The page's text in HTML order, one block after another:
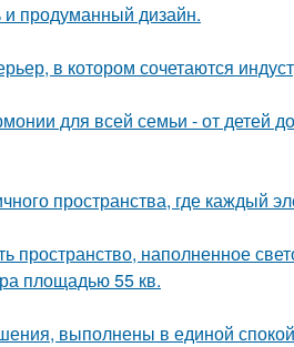
и продуманный дизайн.
в котором сочетаются
для всей семьи - от детей
пространства, где каждый
пространство, наполненное
площадью 55 кв.
выполнены в единой